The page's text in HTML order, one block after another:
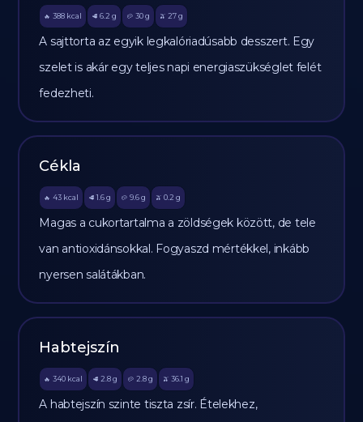
🔥 388 kcal 🥩 6.2 g 🥔 30g 🫒 27 g
A sajttorta az egyik legkalóriadúsabb desszert. Egy
szelet is akár egy teljes napi energiaszükséglet felét
fedezheti.
Cékla
🔥 43 kcal 🥩 1.6 g 🥔 9.6g 🫒 0.2 g
Magas a cukortartalma a zöldségek között, de tele
van antioxidánsokkal. Fogyaszd mértékkel, inkább
nyersen salátákban.
Habtejszín
🔥 340 kcal 🥩 2.8 g 🥔 2.8g 🫒 36.1 g
A habtejszín szinte tiszta zsír. Ételekhez,